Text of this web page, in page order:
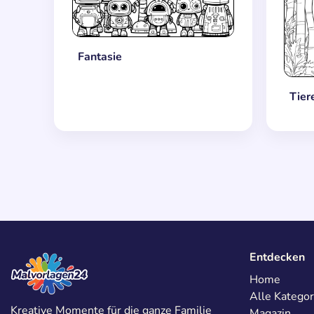
Fantasie
Kreative Momente für die ganze Familie
Entdecken
Home
Alle